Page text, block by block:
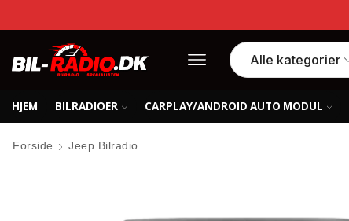
HJEM BILRADIOER CARPLAY/ANDROID AUTO MODUL
Forside Jeep Bilradio